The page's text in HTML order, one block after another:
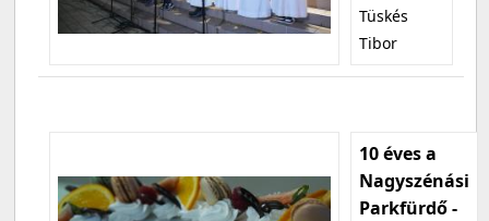
Tüskés
Tibor
10 éves a
Nagyszénási
Parkfürdő -